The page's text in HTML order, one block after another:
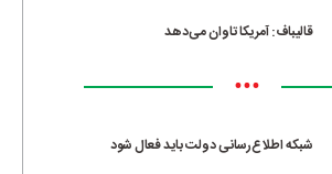
قالیباف: آمریکا تاوان می‌دهد
•••
شبکه اطلاع‌رسانی دولت باید فعال شود